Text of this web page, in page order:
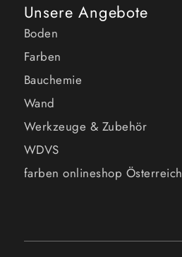
Unsere Angebote
Boden
Farben
Bauchemie
Wand
Werkzeuge & Zubehör
WDVS
farben onlineshop Österreich